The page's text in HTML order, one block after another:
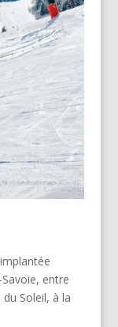
entre
Soleil, à la